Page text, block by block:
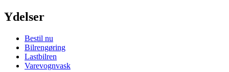
Ydelser
Bestil nu
Bilrengøring
Lastbilren
Varevognvask